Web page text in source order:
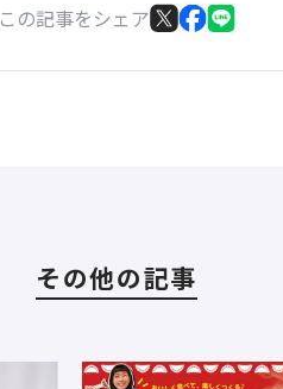
この記事をシェア
その他の記事